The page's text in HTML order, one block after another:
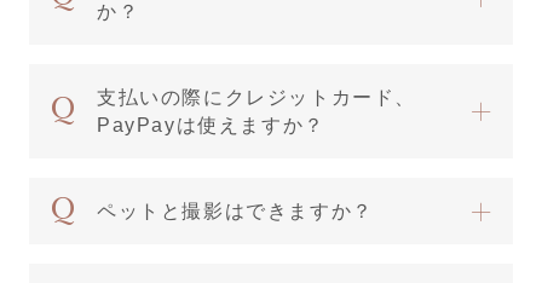
か？
支払いの際にクレジットカード、
PayPayは使えますか？
ペットと撮影はできますか？